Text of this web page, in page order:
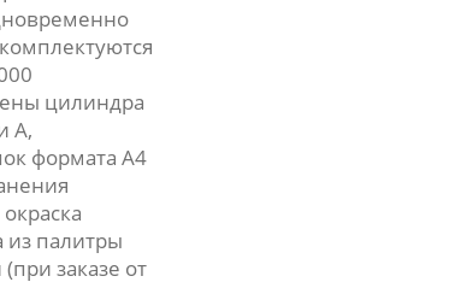
цилиндра
А,
формата А4
из палитры
заказе от